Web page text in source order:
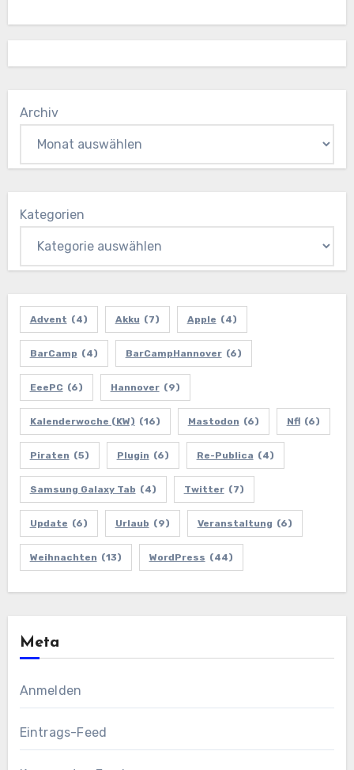
Archiv
Kategorien
Advent (4) Akku (7) Apple (4)
BarCamp (4) BarCampHannover (6)
EeePC (6) Hannover (9)
Kalenderwoche (KW) (16) Mastodon (6) Nfl (6)
Piraten (5) Plugin (6) Re-Publica (4)
Samsung Galaxy Tab (4) Twitter (7)
Update (6) Urlaub (9) Veranstaltung (6)
Weihnachten (13) WordPress (44)
Meta
Anmelden
Eintrags-Feed